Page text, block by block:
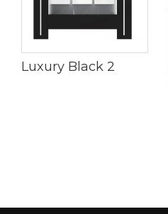
Luxury Black 2